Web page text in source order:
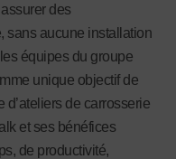
des
sans aucune installation
équipes du groupe
unique objectif de
de carrosserie
et ses bénéfices
de productivité,